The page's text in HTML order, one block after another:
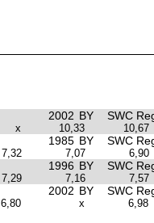
2002 BY SWC
x 10,33 10,67
1985 BY SWC
7,32 7,07 6,90
1996 BY SWC
7,29 7,16 7,57
2002 BY SWC
6,80 x 6,98